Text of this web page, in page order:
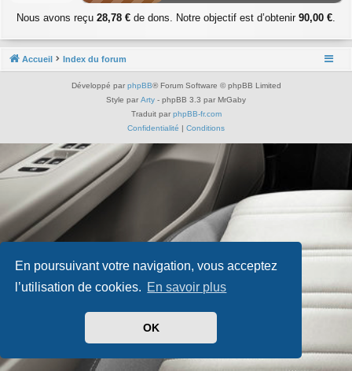
En poursuivant votre navigation, vous acceptez
l’utilisation de cookies. En savoir plus
OK
Nous avons reçu 28,78 € de dons. Notre objectif est d’obtenir 90,00 €
Accueil Index du forum
Développé par phpBB® Forum Software © phpBB Limited
Style par Arty - phpBB 3.3 par MrGaby
Traduit par phpBB-fr.com
Confidentialité | Conditions